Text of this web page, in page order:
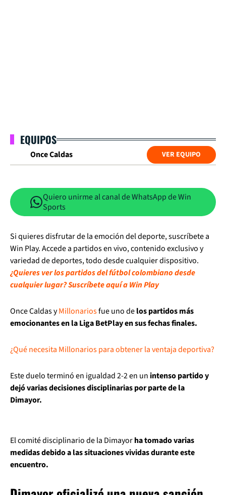
EQUIPOS
Once Caldas VER EQUIPO
Quiero unirme al canal de WhatsApp de Win
Sports
Si quieres disfrutar de la emoción del deporte, suscríbete a
Win Play. Accede a partidos en vivo, contenido exclusivo y
variedad de deportes, todo desde cualquier dispositivo.
¿Quieres ver los partidos del fútbol colombiano desde
cualquier lugar? Suscríbete aquí a Win Play
Once Caldas yMillonariosfue uno delos partidos más
emocionantes en la Liga BetPlay en sus fechas finales.
¿Qué necesita Millonarios para obtener la ventaja deportiva?
Este duelo terminó en igualdad 2-2 en un intenso partido y
dejó varias decisiones disciplinarias por parte de la
Dimayor.
El comité disciplinario de la Dimayorha tomado varias
medidas debido a las situaciones vividas durante este
encuentro.